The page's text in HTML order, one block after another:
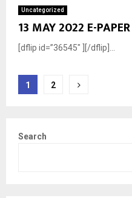
Uncategorized
13 MAY 2022 E-PAPER
[dflip id=”36545″ ][/dflip]...
Posts
1 2
Search